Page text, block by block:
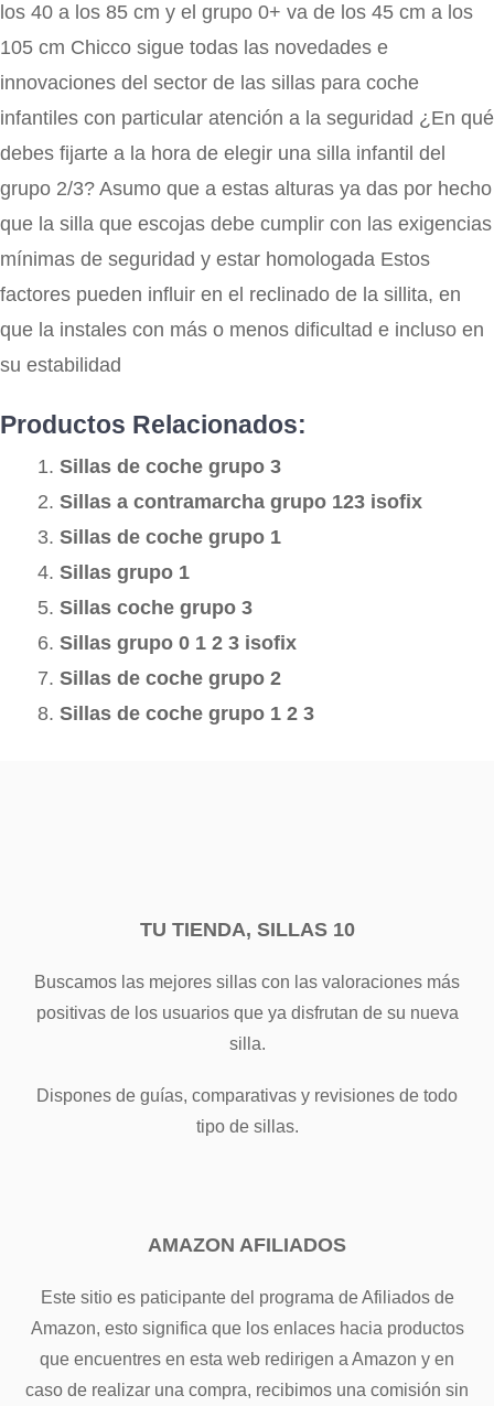
los 40 a los 85 cm y el grupo 0+ va de los 45 cm a los
105 cm Chicco sigue todas las novedades e
innovaciones del sector de las sillas para coche
infantiles con particular atención a la seguridad ¿En qué
debes fijarte a la hora de elegir una silla infantil del
grupo 2/3? Asumo que a estas alturas ya das por hecho
que la silla que escojas debe cumplir con las exigencias
mínimas de seguridad y estar homologada Estos
factores pueden influir en el reclinado de la sillita, en
que la instales con más o menos dificultad e incluso en
su estabilidad
Productos Relacionados:
Sillas de coche grupo 3
Sillas a contramarcha grupo 123 isofix
Sillas de coche grupo 1
Sillas grupo 1
Sillas coche grupo 3
Sillas grupo 0 1 2 3 isofix
Sillas de coche grupo 2
Sillas de coche grupo 1 2 3
TU TIENDA, SILLAS 10
Buscamos las mejores sillas con las valoraciones más
positivas de los usuarios que ya disfrutan de su nueva
silla.
Dispones de guías, comparativas y revisiones de todo
tipo de sillas.
AMAZON AFILIADOS
Este sitio es paticipante del programa de Afiliados de
Amazon, esto significa que los enlaces hacia productos
que encuentres en esta web redirigen a Amazon y en
caso de realizar una compra, recibimos una comisión sin